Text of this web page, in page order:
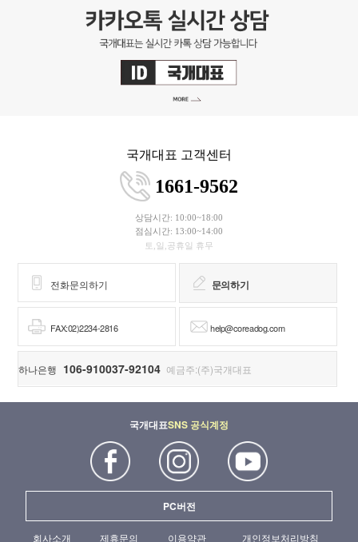
국개대표 고객센터
1661-9562
상담시간: 10:00~18:00
점심시간: 13:00~14:00
토,일,공휴일 휴무
전화문의하기 문의하기
FAX:02)2234-2816 help@coreadog.com
하나은행 106-910037-92104 예금주:(주)국개대표
국개대표SNS 공식계정
PC버전
회사소개 제휴문의 이용약관 개인정보처리방침